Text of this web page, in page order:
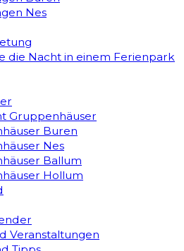
Nes
die Nacht in einem Ferienpark
Gruppenhäuser
Buren
Nes
Ballum
Hollum
Veranstaltungen